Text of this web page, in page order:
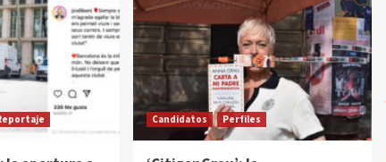
Candidatos Perfiles